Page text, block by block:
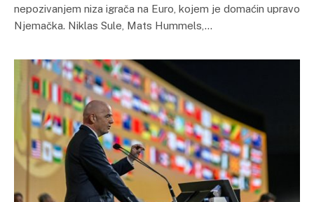
nepozivanjem niza igrača na Euro, kojem je domaćin upravo
Njemačka. Niklas Sule, Mats Hummels,…